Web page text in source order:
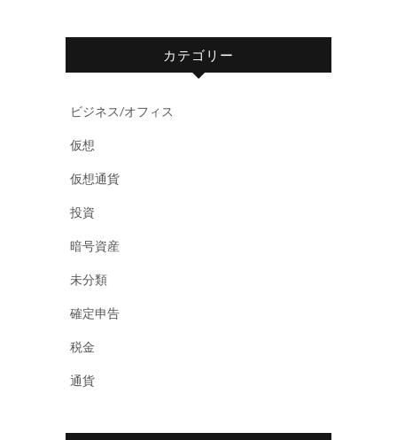
カテゴリー
ビジネス/オフィス
仮想
仮想通貨
投資
暗号資産
未分類
確定申告
税金
通貨